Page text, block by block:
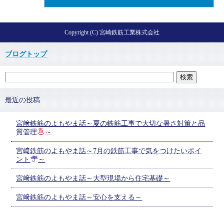
Copyright (C) 宮崎鉄筋工業株式会社
ブログトップ
最近の投稿
宮﨑鉄筋のよもやま話～夏の鉄筋工事で大切な暑さ対策と品
質管理
～
宮﨑鉄筋のよもやま話～7月の鉄筋工事で気をつけたいポイ
ント
～
宮﨑鉄筋のよもやま話～大型現場から住宅基礎～
宮﨑鉄筋のよもやま話～安心を支える～